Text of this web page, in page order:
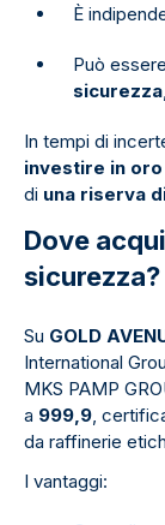
È
Può essere
sicurezza
In tempi di
investire in
di una riserva
Dove
sicurezza?
Su GOLD
International
MKS PAMP
a 999,9 ,
da raffinerie
I vantaggi: